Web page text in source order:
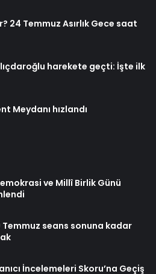
24 Temmuz Asırlık Gece saat
harekete geçti: İşte ilk
Meydanı hızlandı
ve Millî Birlik Günü
Temmuz seans sonuna kadar
İncelemeleri Skoru’na Geçiş